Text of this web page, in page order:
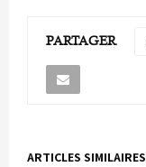
PARTAGER
ARTICLES SIMILAIRES